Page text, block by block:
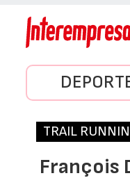
TRAIL
François